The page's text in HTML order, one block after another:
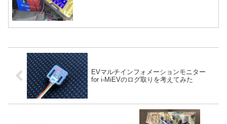
EVマルチインフォメーションモニター
for i-MiEVのログ取りを考えてみた